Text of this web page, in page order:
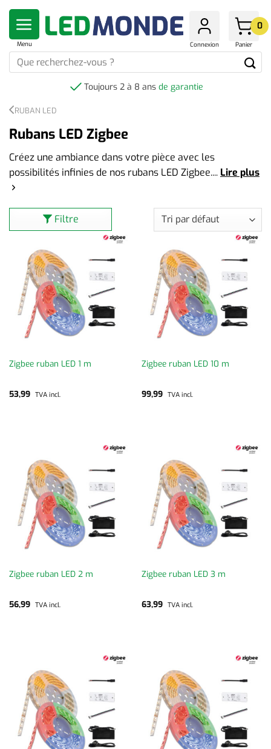
Skip
content
Menu Connexion Panier
0
Que
recherchez-
Toujours 2 à 8 ans de garantie
RUBAN LED
Rubans LED Zigbee
Créez une ambiance dans votre pièce avec les
possibilités infinies de nos rubans LED Zigbee.... Lire plus
Filtre
Zigbee ruban LED 1 m
53,99 TVA incl.
Zigbee ruban LED 10 m
99,99 TVA incl.
Zigbee ruban LED 2 m
56,99 TVA incl.
Zigbee ruban LED 3 m
63,99 TVA incl.